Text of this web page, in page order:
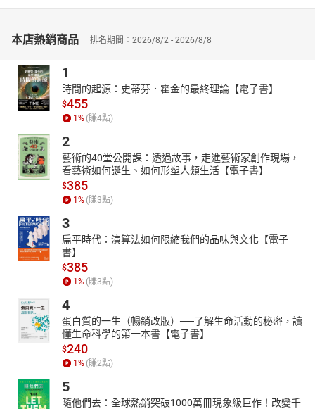
際應用，全盤掌握如何真正做到人機協作，以及AI時代必須提前因
面向一：理解生成式AI 發展趨勢與數位轉型
科技發展與朝向以「人」為中心的方向正在進展，技術進展也
促使產業數位轉型，而轉型背後正是AI 技術的推波助瀾。
面向二：從人工智慧歷史與思維看到轉型的方向
從AI 發展歷史軌跡看到的啟示與人類具有偉大思維力量，正是
因為這股思維力量才能造就技術應用發展力道，唯有理解背後的數
據思維，才能真正發揮數位轉型。
面向三：學習人工智慧技術思維
具。同時透過介紹AI 應用案例解析，運用TAMAM 架構來理解AI 科
技的應用方法。
面向四：人工智慧管理思維與治理
理解如何讓AI 技術落地，以及發展出生根於產業的AI 管理思
面向五：提早因應人工智慧的影響
提出AI 對職能變革的觀察，並建構一個AI 對職能影響的三大效
應，讓每一位職場工作者能看清問題本質，並及早因應。
閱讀本書不需要具備任何背景與先修知識，只要以日常經驗就
可以閱讀與學習AI。
◆****專業推薦
本店熱銷商品 排名期間：2026/8/2 - 2026/8/8
1
時間的起源：史蒂芬．霍金的最終理論【電子書】
$455
1 % (賺4點)
2
藝術的40堂公開課：透過故事，走進藝術家創作現場，
看藝術如何誕生、如何形塑人類生活【電子書】
$385
1 % (賺3點)
3
扁平時代：演算法如何限縮我們的品味與文化【電子
書】
$385
1 % (賺3點)
4
蛋白質的一生（暢銷改版）──了解生命活動的秘密，讀
懂生命科學的第一本書【電子書】
$240
1 % (賺2點)
5
隨他們去：全球熱銷突破1000萬冊現象級巨作！改變千